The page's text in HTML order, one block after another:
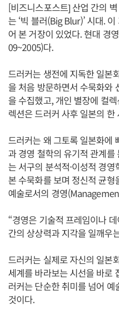
[비즈니스포스트] 산업 간의
는 ‘빅 블러(Big Blur)’ 시대.
어 본 거장이 있었다. 현대 경
09~2005)다.
드러커는 생전에 지독한 일본
을 처음 방문하면서 수묵화와
을 수집했고, 개인 별장에 컬
렉션은 드러커 사후 일본의
드러커는 왜 그토록 일본화에
과 경영 철학의 유기적 관계
는 서구의 분석적·이성적 경
본 수묵화를 보며 정신적 균
예술로서의 경영
“경영은 기술적 프레임이나
간의 상상력과 지각을 일깨우
드러커는 실제로 자신의 일본
세계를 바라보는 시선을 바로
러커는 단순한 취미를 넘어
것이다.